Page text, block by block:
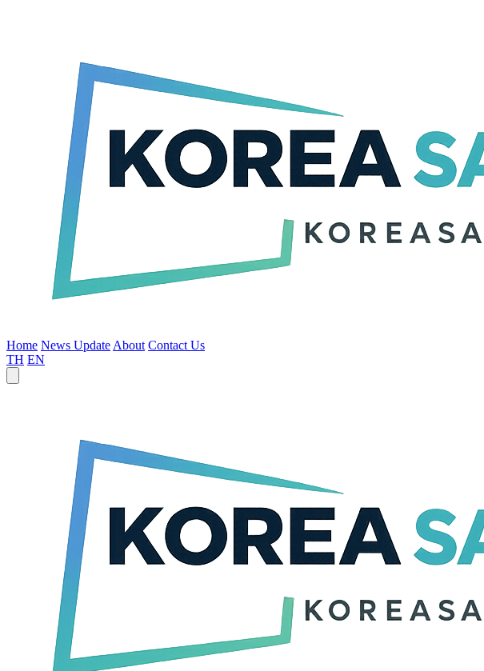
Home News Update About Contact Us
TH EN